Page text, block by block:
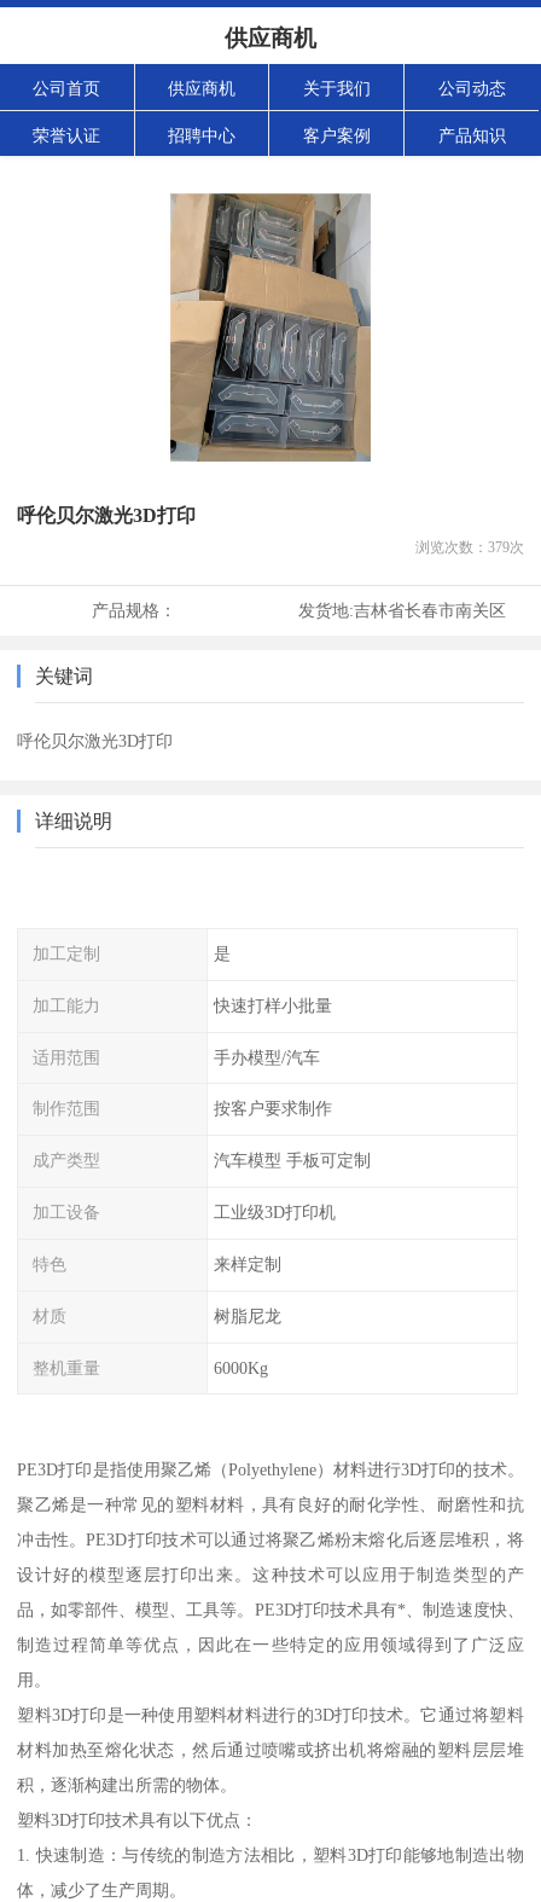
供应商机
公司首页 供应商机 关于我们 公司动态
荣誉认证 招聘中心 客户案例 产品知识
呼伦贝尔激光3D打印
浏览次数： 379次
产品规格： 发货地:吉林省长春市南关区
关键词
呼伦贝尔激光3D打印
详细说明
加工定制 是
加工能力 快速打样小批量
适用范围 手办模型/汽车
制作范围 按客户要求制作
成产类型 汽车模型 手板可定制
加工设备 工业级3D打印机
特色 来样定制
材质 树脂尼龙
整机重量 6000Kg
PE3D打印是指使用聚乙烯（Polyethylene）材料进行3D打印的技术。
聚乙烯是一种常见的塑料材料，具有良好的耐化学性、耐磨性和抗
冲击性。PE3D打印技术可以通过将聚乙烯粉末熔化后逐层堆积，将
设计好的模型逐层打印出来。这种技术可以应用于制造类型的产
品，如零部件、模型、工具等。PE3D打印技术具有*、制造速度快、
制造过程简单等优点，因此在一些特定的应用领域得到了广泛应
用。
塑料3D打印是一种使用塑料材料进行的3D打印技术。它通过将塑料
材料加热至熔化状态，然后通过喷嘴或挤出机将熔融的塑料层层堆
积，逐渐构建出所需的物体。
塑料3D打印技术具有以下优点：
1. 快速制造：与传统的制造方法相比，塑料3D打印能够地制造出物
体，减少了生产周期。